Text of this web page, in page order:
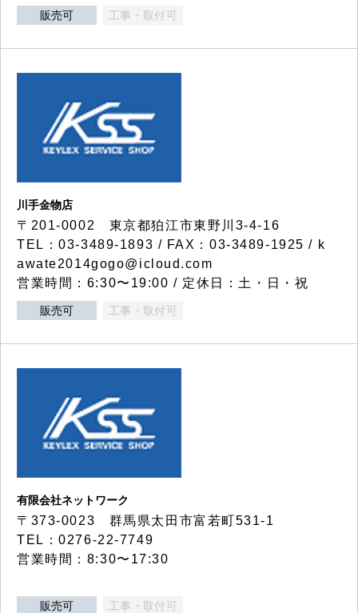
販売可 工事・取付可
川手金物店
〒201-0002 東京都狛江市東野川3-4-16
TEL：03-3489-1893 / FAX：03-3489-1925 / k
awate2014gogo@icloud.com
営業時間：6:30〜19:00 / 定休日：土・日・祝
販売可 工事・取付可
有限会社ネットワーク
〒373-0023 群馬県太田市富若町531-1
TEL：0276-22-7749
営業時間：8:30〜17:30
販売可 工事・取付可